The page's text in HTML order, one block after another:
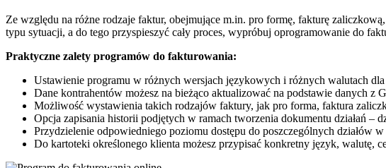
Ze względu na różne rodzaje faktur, obejmujące m.in. pro formę, fakturę
typu sytuacji, a do tego przyspieszyć cały proces, wypróbuj oprogramowanie do
Praktyczne zalety programów do fakturowania:
Ustawienie programu w różnych wersjach językowych i różnych walutach
Dane kontrahentów możesz na bieżąco aktualizować na podstawie danych z
Możliwość wystawienia takich rodzajów faktury, jak pro forma, faktura
Opcja zapisania historii podjętych w ramach tworzenia dokumentu działań –
Przydzielenie odpowiedniego poziomu dostępu do poszczególnych działów
Do kartoteki określonego klienta możesz przypisać konkretny język, walutę,